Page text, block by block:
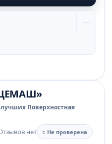
—
Поверхностная
нет
○ Не проверена